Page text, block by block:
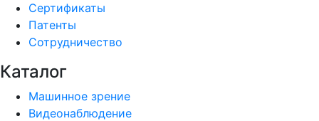
Сертификаты
Патенты
Сотрудничество
Каталог
Машинное зрение
Видеонаблюдение